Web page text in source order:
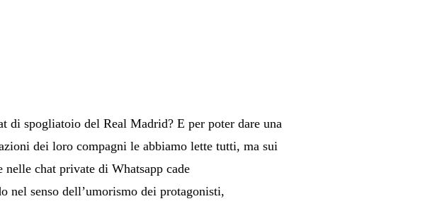
di spogliatoio del Real Madrid? E per poter dare una
dei loro compagni le abbiamo lette tutti, ma sui
chat private di Whatsapp cade
nel senso dell’umorismo dei protagonisti,